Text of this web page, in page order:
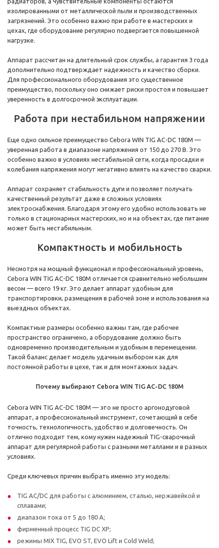
изолированными от металлической пыли и производственных
загрязнений. Это особенно важно при работе в мастерских и
цехах, где оборудование регулярно подвергается повышенной
нагрузке.
Аппарат рассчитан на длительный срок службы, а гарантия 3 года
дополнительно подтверждает надежность и качество сборки.
Для профессионального оборудования это существенное
преимущество, поскольку оно снижает риски простоя и повышает
уверенность в долгосрочной эксплуатации.
Работа при нестабильном напряжении
Еще одно сильное преимущество Cebora WIN TIG AC-DC 180M —
уверенная работа в диапазоне напряжения от 150 до 270 В. Это
особенно важно в условиях нестабильной сети, когда просадки и
колебания напряжения могут негативно влиять на качество сварки.
Аппарат сохраняет стабильность дуги и позволяет получать
качественный результат даже в сложных условиях
электроснабжения. Благодаря этому его удобно использовать не
только в стационарных мастерских, но и на объектах, где питание
может быть нестабильным.
Компактность и мобильность
Несмотря на мощный функционал и профессиональный уровень,
Cebora WIN TIG AC-DC 180M отличается сравнительно небольшим
весом — всего 19 кг. Это делает аппарат удобным для
транспортировки, размещения в рабочей зоне и использования на
выездных объектах.
Компактные размеры особенно важны там, где рабочее
пространство ограничено, а оборудование должно быть
одновременно производительным и удобным в перемещении.
Такой баланс делает модель удачным выбором как для
постоянной работы в цехе, так и для монтажных задач.
Почему выбирают Cebora WIN TIG AC-DC 180M
Cebora WIN TIG AC-DC 180M — это не просто аргонодуговой
аппарат, а профессиональный инструмент, сочетающий в себе
точность, технологичность, удобство и долговечность. Он
отлично подходит тем, кому нужен надежный TIG-сварочный
аппарат для регулярной работы с разными металлами и в разных
условиях.
Среди ключевых причин выбрать именно эту модель:
TIG AC/DC для работы с алюминием, сталью, нержавейкой и
сплавами;
диапазон тока от 5 до 180 А;
фирменный процесс TIG DC XP;
режимы MIX TIG, EVO ST, EVO Lift и Cold Weld;